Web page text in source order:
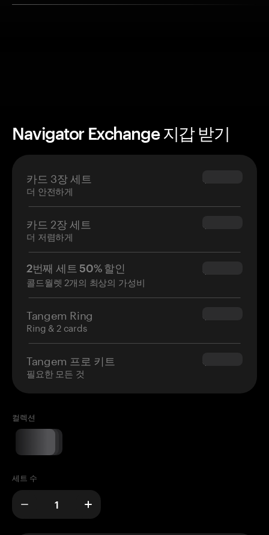
Navigator Exchange 지갑 받기
카드 3장 세트
더 안전하게
$69.90
카드 2장 세트
더 저렴하게
$54.90
2번째 세트 50% 할인
콜드월렛 2개의 최상의 가성비
$34.95
Tangem Ring
Ring & 2 cards
$160.00
Tangem 프로 키트
필요한 모든 것
$180.00
컬렉션
세트 수